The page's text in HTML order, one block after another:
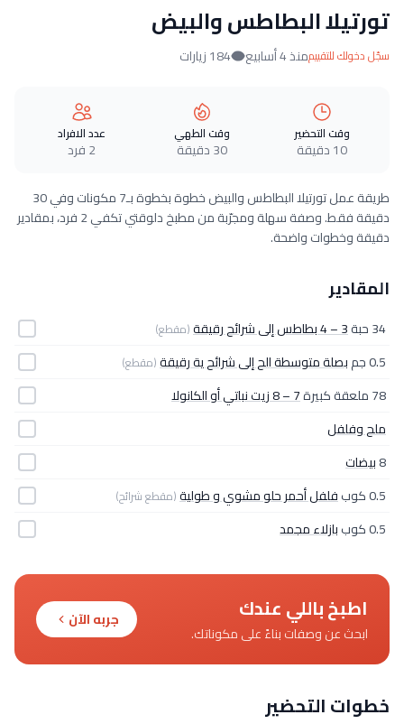
تورتيلا البطاطس والبيض
سجّل دخولك للتقييممنذ 4 أسابيع 184 زيارات
وقت التحضير
10 دقيقة
وقت الطهي
30 دقيقة
عدد الافراد
2 فرد
طريقة عمل تورتيلا البطاطس والبيض خطوة بخطوة بـ7 مكونات وفي 30
دقيقة فقط. وصفة سهلة ومجرّبة من مطبخ دلوقتي تكفي 2 فرد، بمقادير
دقيقة وخطوات واضحة.
المقادير
34 حبة 3 – 4 بطاطس إلى شرائح رقيقة (مقطع)
0.5 جم بصلة متوسطة الح إلى شرائح ية رقيقة(مقطع)
78 ملعقة كبيرة
7 – 8 زيت نباتي أو الكانولا
ملح وفلفل
8بيضات
0.5 كوب
فلفل أحمر حلو مشوي و طولية(مقطع شرائح)
0.5 كوب بازلاء مجمد
اطبخ باللي عندك
ابحث عن وصفات بناءً على مكوناتك.
جربه الآن
خطوات التحضير